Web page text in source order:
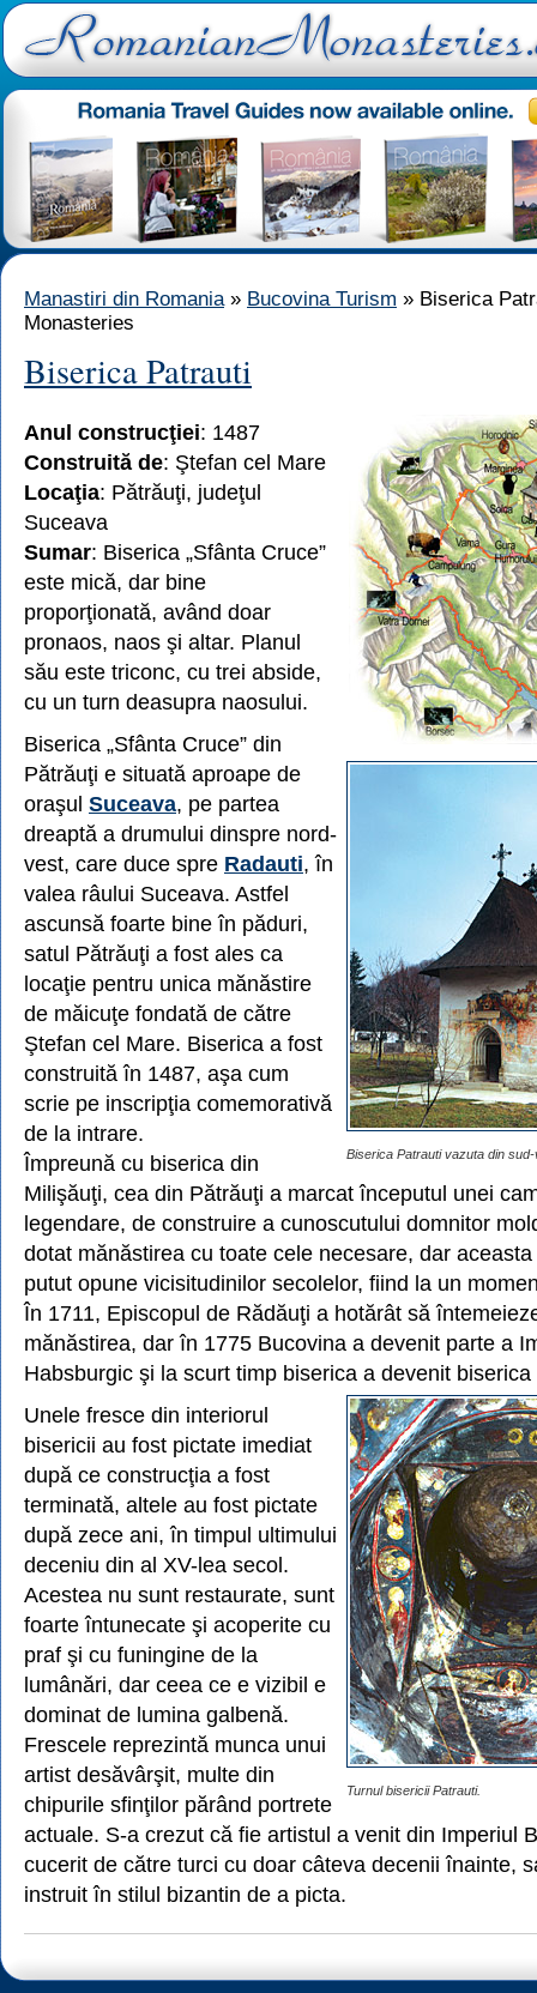
Manastiri din Romania» Bucovina Turism » Biserica
Monasteries
Biserica Patrauti
Anul construcţiei: 1487
Construită de: Ştefan cel Mare
Locaţia: Pătrăuţi, judeţul
Suceava
Sumar: Biserica „Sfânta Cruce”
este mică, dar bine
proporţionată, având doar
pronaos, naos şi altar. Planul
său este triconc, cu trei abside,
cu un turn deasupra naosului.
Biserica Patrauti vazuta din
Biserica „Sfânta Cruce” din
Pătrăuţi e situată aproape de
oraşul Suceava, pe partea
dreaptă a drumului dinspre nord-
vest, care duce spre Radauti, în
valea râului Suceava. Astfel
ascunsă foarte bine în păduri,
satul Pătrăuţi a fost ales ca
locaţie pentru unica mănăstire
de măicuţe fondată de către
Ştefan cel Mare. Biserica a fost
construită în 1487, aşa cum
scrie pe inscripţia comemorativă
de la intrare.
Împreună cu biserica din
Milişăuţi, cea din Pătrăuţi a marcat începutul unei
legendare, de construire a cunoscutului domnitor
dotat mănăstirea cu toate cele necesare, dar
putut opune vicisitudinilor secolelor, fiind la un
În 1711, Episcopul de Rădăuţi a hotărât să
mănăstirea, dar în 1775 Bucovina a devenit parte a
Habsburgic şi la scurt timp biserica a devenit biserica
Turnul bisericii Patrauti.
Unele fresce din interiorul
bisericii au fost pictate imediat
după ce construcţia a fost
terminată, altele au fost pictate
după zece ani, în timpul ultimului
deceniu din al XV-lea secol.
Acestea nu sunt restaurate, sunt
foarte întunecate şi acoperite cu
praf şi cu funingine de la
lumânări, dar ceea ce e vizibil e
dominat de lumina galbenă.
Frescele reprezintă munca unui
artist desăvârşit, multe din
chipurile sfinţilor părând portrete
actuale. S-a crezut că fie artistul a venit din Imperiul
cucerit de către turci cu doar câteva decenii înainte,
instruit în stilul bizantin de a picta.